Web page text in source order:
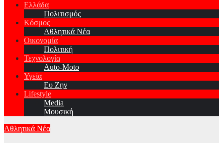
Ελλάδα
Πολιτισμός
Κόσμος
Αθλητικά Νέα
Οικονομία
Πολιτική
Τεχνολογία
Auto-Moto
Υγεία
Ευ Ζην
Lifestyle
Media
Μουσική
Αθλητικά Νέα